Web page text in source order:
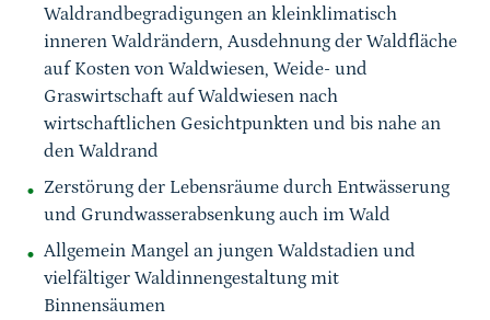
Waldrandbegradigungen an kleinklimatisch
inneren Waldrändern, Ausdehnung der Waldfläche
auf Kosten von Waldwiesen, Weide- und
Graswirtschaft auf Waldwiesen nach
wirtschaftlichen Gesichtpunkten und bis nahe an
den Waldrand
Zerstörung der Lebensräume durch Entwässerung
und Grundwasserabsenkung auch im Wald
Allgemein Mangel an jungen Waldstadien und
vielfältiger Waldinnengestaltung mit
Binnensäumen